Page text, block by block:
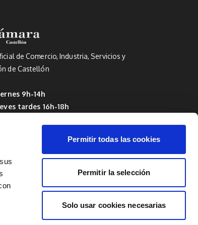
Permitir todas las cookies
Permitir la selección
Solo usar cookies necesarias
de Comercio, Industria, Servicios y
de Castellón
9h-14h
tardes 16h-18h
julio al 15 de septiembre: de 9h a 14h